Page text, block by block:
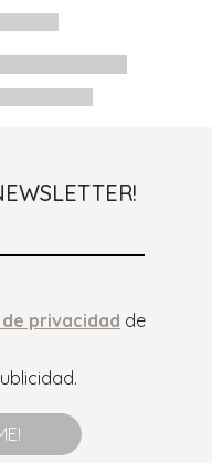
privacidad de